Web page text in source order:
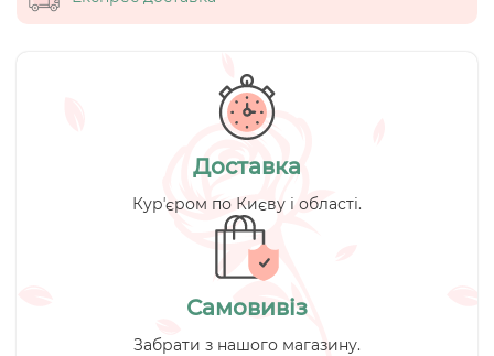
Доставка
Курʼєром по Києву і області.
Самовивіз
Забрати з нашого магазину.